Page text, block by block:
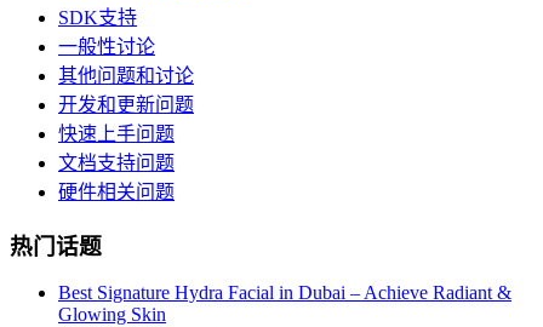
SDK支持
一般性讨论
其他问题和讨论
开发和更新问题
快速上手问题
文档支持问题
硬件相关问题
热门话题
Best Signature Hydra Facial in Dubai – Achieve Radiant &
Glowing Skin